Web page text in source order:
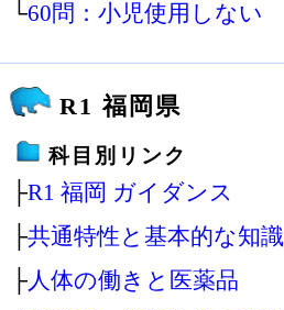
└60問：小児使用しない
R1 福岡県
科目別リンク
├R1 福岡 ガイダンス
├共通特性と基本的な知識
├人体の働きと医薬品